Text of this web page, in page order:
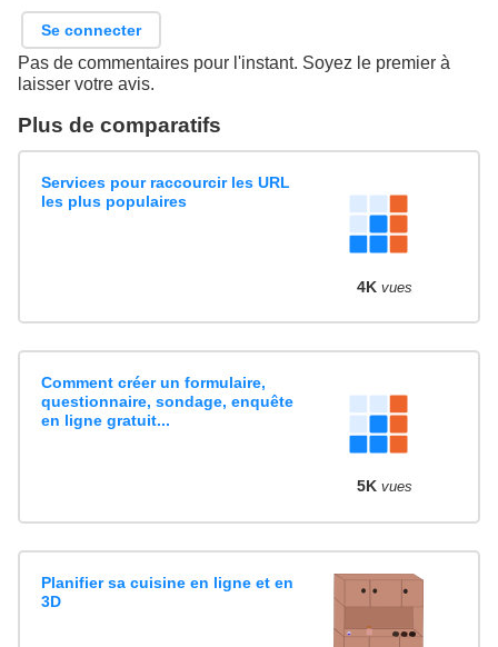
Se connecter
Pas de commentaires pour l'instant. Soyez le premier à
laisser votre avis.
Plus de comparatifs
Services pour raccourcir les URL
les plus populaires
4K vues
Comment créer un formulaire,
questionnaire, sondage, enquête
en ligne gratuit...
5K vues
Planifier sa cuisine en ligne et en
3D